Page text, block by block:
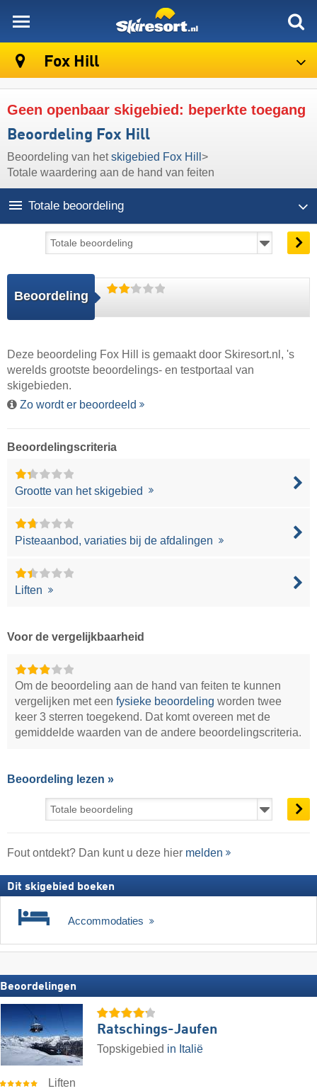
Fox Hill
Geen openbaar skigebied: beperkte toegang
Beoordeling Fox Hill
Beoordeling van hetskigebied Fox Hill >
Totale waardering aan de hand van feiten
Totale beoordeling
Beoordeling
Deze beoordeling Fox Hill is gemaakt door Skiresort.nl , 's
werelds grootste beoordelings- en testportaal van
skigebieden.
Zo wordt er beoordeeld
Beoordelingscriteria
Grootte van het skigebied
Pisteaanbod, variaties bij de afdalingen
Liften
Voor de vergelijkbaarheid
Om de beoordeling aan de hand van feiten te kunnen
vergelijken met eenfysieke beoordeling worden twee
keer 3 sterren toegekend. Dat komt overeen met de
gemiddelde waarden van de andere beoordelingscriteria.
Beoordeling lezen »
Fout ontdekt? Dan kunt u deze hier melden
Dit skigebied boeken
Accommodaties
Beoordelingen
Ratschings-Jaufen
Topskigebied in Italië
Liften